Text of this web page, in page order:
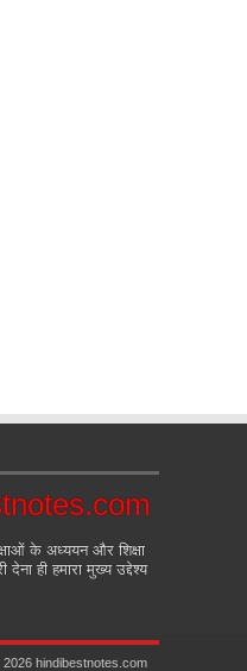
के अध्ययन और शिक्षा
ही हमारा मुख्य उद्देश्य
hindibestnotes.com